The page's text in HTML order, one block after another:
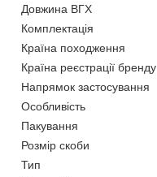
Довжина ВГХ
Комплектація
Країна походження
Країна реєстрації бренду
Напрямок застосування
Особливість
Пакування
Розмір скоби
Тип